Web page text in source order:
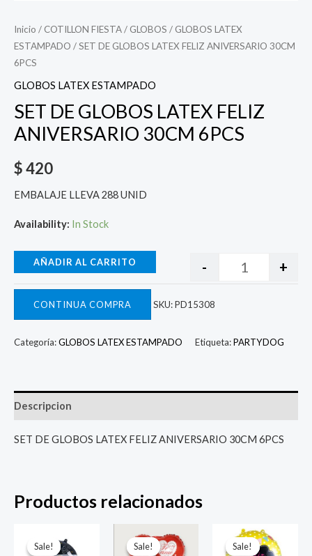
Inicio / COTILLON FIESTA/ GLOBOS / GLOBOS LATEX
ESTAMPADO / SET DE GLOBOS LATEX FELIZ ANIVERSARIO 30CM
6PCS
GLOBOS LATEX ESTAMPADO
SET DE GLOBOS LATEX FELIZ
ANIVERSARIO 30CM 6PCS
$420
EMBALAJE LLEVA 288 UNID
Availability: In Stock
- +
AÑADIR AL CARRITO
CONTINUA COMPRA SKU:PD15308
Categoría:GLOBOS LATEX ESTAMPADO Etiqueta:PARTYDOG
Descripcion
SET DE GLOBOS LATEX FELIZ ANIVERSARIO 30CM 6PCS
Productos relacionados
Sale!
Sale!precio
Sale!
Sale!precio
Sale!
Sale!
El
precio